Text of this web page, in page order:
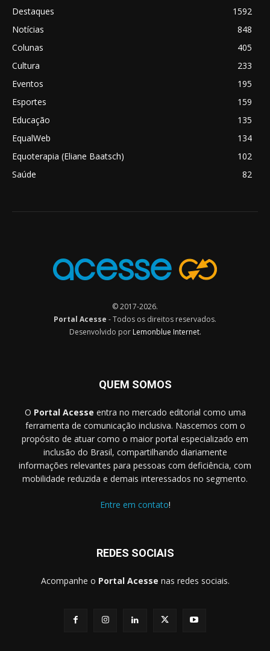
Destaques
1592
Notícias
848
Colunas
405
Cultura
233
Eventos
195
Esportes
159
Educação
135
EqualWeb
134
Equoterapia (Eliane Baatsch)
102
Saúde
82
© 2017-2026.
Portal Acesse - Todos os direitos reservados.
Desenvolvido por Lemonblue Internet.
QUEM SOMOS
O Portal Acesse entra no mercado editorial como uma
ferramenta de comunicação inclusiva. Nascemos com o
propósito de atuar como o maior portal especializado em
inclusão do Brasil, compartilhando diariamente
informações relevantes para pessoas com deficiência, com
mobilidade reduzida e demais interessados no segmento.
Entre em contato!
REDES SOCIAIS
Acompanhe o Portal Acesse nas redes sociais.